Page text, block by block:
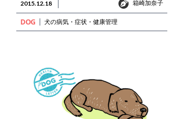
2015.12.18 箱崎加奈子
DOG 犬の病気・症状・健康管理